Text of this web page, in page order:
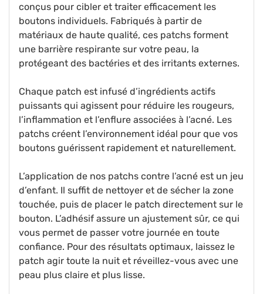
conçus pour cibler et traiter efficacement les
boutons individuels. Fabriqués à partir de
matériaux de haute qualité, ces patchs forment
une barrière respirante sur votre peau, la
protégeant des bactéries et des irritants externes.
Chaque patch est infusé d’ingrédients actifs
puissants qui agissent pour réduire les rougeurs,
l’inflammation et l’enflure associées à l’acné. Les
patchs créent l’environnement idéal pour que vos
boutons guérissent rapidement et naturellement.
L’application de nos patchs contre l’acné est un jeu
d’enfant. Il suffit de nettoyer et de sécher la zone
touchée, puis de placer le patch directement sur le
bouton. L’adhésif assure un ajustement sûr, ce qui
vous permet de passer votre journée en toute
confiance. Pour des résultats optimaux, laissez le
patch agir toute la nuit et réveillez-vous avec une
peau plus claire et plus lisse.